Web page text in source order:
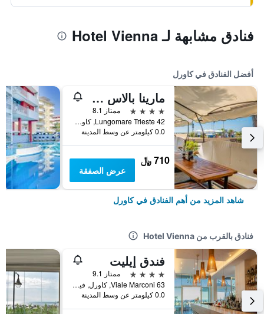
فنادق مشابهة لـ Hotel Vienna
أفضل الفنادق في كاورل
مارينا بالاس هوتل
4 نجوم
ممتاز 8.1
Lungomare Trieste 42, كاورل, فينيتو, إيطاليا
0.0 كيلومتر عن وسط المدينة
710 ﷼
عرض الصفقة
شاهد المزيد من أهم الفنادق في كاورل
فنادق بالقرب من Hotel Vienna
فندق إيليت
4 نجوم
ممتاز 9.1
Viale Marconi 63, كاورل, فينيتو, إيطاليا
0.0 كيلومتر عن وسط المدينة